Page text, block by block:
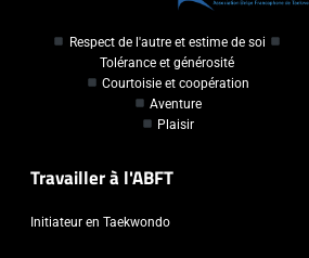
Respect de l'autre et estime de soi
Tolérance et générosité
Courtoisie et coopération
Aventure
Plaisir
Travailler à l'ABFT
Initiateur en Taekwondo